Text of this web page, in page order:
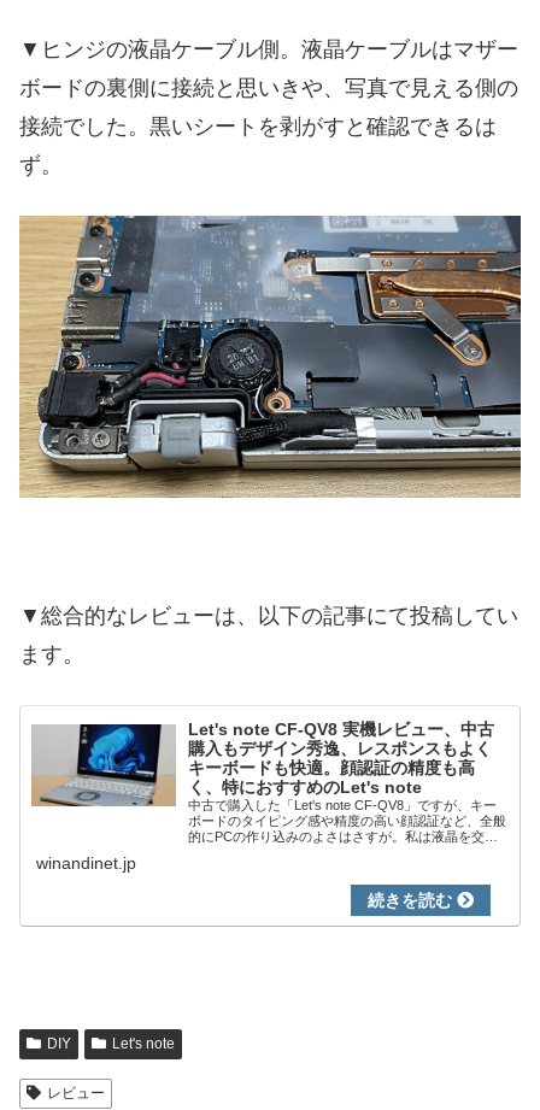
▼ヒンジの液晶ケーブル側。液晶ケーブルはマザー
ボードの裏側に接続と思いきや、写真で見える側の
接続でした。黒いシートを剥がすと確認できるは
ず。
▼総合的なレビューは、以下の記事にて投稿してい
ます。
Let's note CF-QV8 実機レビュー、中古
購入もデザイン秀逸、レスポンスもよく
キーボードも快適。顔認証の精度も高
く、特におすすめのLet's note
中古で購入した「Let's note CF-QV8」ですが、キー
ボードのタイピング感や精度の高い顔認証など、全般
的にPCの作り込みのよさはさすが。私は液晶を交換
winandinet.jp
DIY Let's note
レビュー